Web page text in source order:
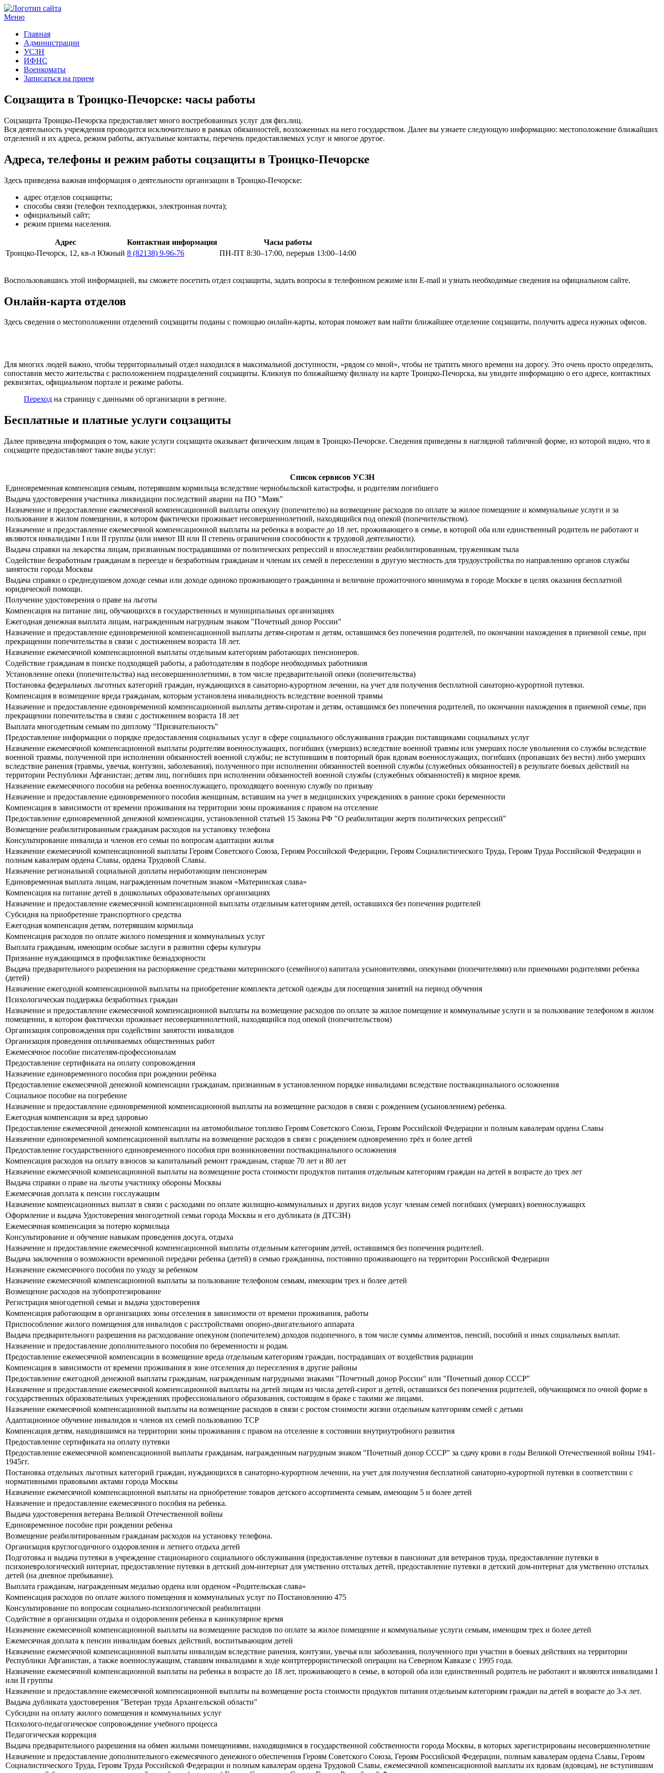
Меню
Главная
Администрации
УСЗН
ИФНС
Военкоматы
Записаться на прием
Соцзащита в Троицко-Печорске: часы работы
Соцзащита Троицко-Печорска предоставляет много востребованных услуг для физ.лиц.
Вся деятельность учреждения проводится исключительно в рамках обязанностей, возложенных на него государством. Далее вы узнаете следующую информацию: местоположение ближайших
отделений и их адреса, режим работы, актуальные контакты, перечень предоставляемых услуг и многое другое.
Адреса, телефоны и режим работы соцзащиты в Троицко-Печорске
Здесь приведена важная информация о деятельности организации в Троицко-Печорске:
адрес отделов соцзащиты;
способы связи (телефон техподдержки, электронная почта);
официальный сайт;
режим приема населения.
Адрес Контактная информация
Часы работы
Троицко-Печорск, 12, кв-л Южный 8 (82138) 9-96-76 ПН-ПТ 8:30–17:00, перерыв 13:00–14:00
Воспользовавшись этой информацией, вы сможете посетить отдел соцзащиты, задать вопросы в телефонном режиме или E-mail и узнать необходимые сведения на официальном сайте.
Онлайн-карта отделов
Здесь сведения о местоположении отделений соцзащиты поданы с помощью онлайн-карты, которая поможет вам найти ближайшее отделение соцзащиты, получить адреса нужных офисов.
Для многих людей важно, чтобы территориальный отдел находился в максимальной доступности, «рядом со мной», чтобы не тратить много времени на дорогу. Это очень просто определить,
сопоставив место жительства с расположением подразделений соцзащиты. Кликнув по ближайшему филиалу на карте Троицко-Печорска, вы увидите информацию о его адресе, контактных
реквизитах, официальном портале и режиме работы.
Переход на страницу с данными об организации в регионе.
Бесплатные и платные услуги соцзащиты
Далее приведена информация о том, какие услуги соцзащита оказывает физическим лицам в Троицко-Печорске. Сведения приведены в наглядной табличной форме, из которой видно, что в
соцзащите предоставляют такие виды услуг:
Список сервисов УСЗН
Единовременная компенсация семьям, потерявшим кормильца вследствие чернобыльской катастрофы, и родителям погибшего
Выдача удостоверения участника ликвидации последствий аварии на ПО "Маяк"
Назначение и предоставление ежемесячной компенсационной выплаты опекуну (попечителю) на возмещение расходов по оплате за жилое помещение и коммунальные услуги и за
пользование в жилом помещении, в котором фактически проживает несовершеннолетний, находящийся под опекой (попечительством).
Назначение и предоставление ежемесячной компенсационной выплаты на ребенка в возрасте до 18 лет, проживающего в семье, в которой оба или единственный родитель не работают и
являются инвалидами I или II группы (или имеют III или II степень ограничения способности к трудовой деятельности).
Выдача справки на лекарства лицам, признанным пострадавшими от политических репрессий и впоследствии реабилитированным, труженикам тыла
Содействие безработным гражданам в переезде и безработным гражданам и членам их семей в переселении в другую местность для трудоустройства по направлению органов службы
занятости города Москвы
Выдача справки о среднедушевом доходе семьи или доходе одиноко проживающего гражданина и величине прожиточного минимума в городе Москве в целях оказания бесплатной
юридической помощи.
Получение удостоверения о праве на льготы
Компенсация на питание лиц, обучающихся в государственных и муниципальных организациях
Ежегодная денежная выплата лицам, награжденным нагрудным знаком "Почетный донор России"
Назначение и предоставление единовременной компенсационной выплаты детям-сиротам и детям, оставшимся без попечения родителей, по окончании нахождения в приемной семье, при
прекращении попечительства в связи с достижением возраста 18 лет.
Назначение ежемесячной компенсационной выплаты отдельным категориям работающих пенсионеров.
Содействие гражданам в поиске подходящей работы, а работодателям в подборе необходимых работников
Установление опеки (попечительства) над несовершеннолетними, в том числе предварительной опеки (попечительства)
Постановка федеральных льготных категорий граждан, нуждающихся в санаторно-курортном лечении, на учет для получения бесплатной санаторно-курортной путевки.
Компенсация в возмещение вреда гражданам, которым установлена инвалидность вследствие военной травмы
Назначение и предоставление единовременной компенсационной выплаты детям-сиротам и детям, оставшимся без попечения родителей, по окончании нахождения в приемной семье, при
прекращении попечительства в связи с достижением возраста 18 лет
Выплата многодетным семьям по диплому "Признательность"
Предоставление информации о порядке предоставления социальных услуг в сфере социального обслуживания граждан поставщиками социальных услуг
Назначение ежемесячной компенсационной выплаты родителям военнослужащих, погибших (умерших) вследствие военной травмы или умерших после увольнения со службы вследствие
военной травмы, полученной при исполнении обязанностей военной службы; не вступившим в повторный брак вдовам военнослужащих, погибших (пропавших без вести) либо умерших
вследствие ранения (травмы, увечья, контузии, заболевания), полученного при исполнении обязанностей военной службы (служебных обязанностей) в результате боевых действий на
территории Республики Афганистан; детям лиц, погибших при исполнении обязанностей военной службы (служебных обязанностей) в мирное время.
Назначение ежемесячного пособия на ребенка военнослужащего, проходящего военную службу по призыву
Назначение и предоставление единовременного пособия женщинам, вставшим на учет в медицинских учреждениях в ранние сроки беременности
Компенсация в зависимости от времени проживания на территории зоны проживания с правом на отселение
Предоставление единовременной денежной компенсации, установленной статьей 15 Закона РФ "О реабилитации жертв политических репрессий"
Возмещение реабилитированным гражданам расходов на установку телефона
Консультирование инвалида и членов его семьи по вопросам адаптации жилья
Назначение ежемесячной компенсационной выплаты Героям Советского Союза, Героям Российской Федерации, Героям Социалистического Труда, Героям Труда Российской Федерации и
полным кавалерам ордена Славы, ордена Трудовой Славы.
Назначение региональной социальной доплаты неработающим пенсионерам
Единовременная выплата лицам, награжденным почетным знаком «Материнская слава»
Компенсация на питание детей в дошкольных образовательных организациях
Назначение и предоставление ежемесячной компенсационной выплаты отдельным категориям детей, оставшихся без попечения родителей
Субсидия на приобретение транспортного средства
Ежегодная компенсация детям, потерявшим кормильца
Компенсация расходов по оплате жилого помещения и коммунальных услуг
Выплата гражданам, имеющим особые заслуги в развитии сферы культуры
Признание нуждающимся в профилактике безнадзорности
Выдача предварительного разрешения на распоряжение средствами материнского (семейного) капитала усыновителями, опекунами (попечителями) или приемными родителями ребенка
(детей)
Назначение ежегодной компенсационной выплаты на приобретение комплекта детской одежды для посещения занятий на период обучения
Психологическая поддержка безработных граждан
Назначение и предоставление ежемесячной компенсационной выплаты на возмещение расходов по оплате за жилое помещение и коммунальные услуги и за пользование телефоном в жилом
помещении, в котором фактически проживает несовершеннолетний, находящийся под опекой (попечительством)
Организация сопровождения при содействии занятости инвалидов
Организация проведения оплачиваемых общественных работ
Ежемесячное пособие писателям-профессионалам
Предоставление сертификата на оплату сопровождения
Назначение единовременного пособия при рождении ребёнка
Предоставление ежемесячной денежной компенсации гражданам, признанным в установленном порядке инвалидами вследствие поствакцинального осложнения
Социальное пособие на погребение
Назначение и предоставление единовременной компенсационной выплаты на возмещение расходов в связи с рождением (усыновлением) ребенка.
Ежегодная компенсация за вред здоровью
Предоставление ежемесячной денежной компенсации на автомобильное топливо Героям Советского Союза, Героям Российской Федерации и полным кавалерам ордена Славы
Назначение единовременной компенсационной выплаты на возмещение расходов в связи с рождением одновременно трёх и более детей
Предоставление государственного единовременного пособия при возникновении поствакцинального осложнения
Компенсация расходов на оплату взносов за капитальный ремонт гражданам, старше 70 лет и 80 лет
Назначение ежемесячной компенсационной выплаты на возмещение роста стоимости продуктов питания отдельным категориям граждан на детей в возрасте до трех лет
Выдача справки о праве на льготы участнику обороны Москвы
Ежемесячная доплата к пенсии госслужащим
Назначение компенсационных выплат в связи с расходами по оплате жилищно-коммунальных и других видов услуг членам семей погибших (умерших) военнослужащих
Оформление и выдача Удостоверения многодетной семьи города Москвы и его дубликата (в ДТСЗН)
Ежемесячная компенсация за потерю кормильца
Консультирование и обучение навыкам проведения досуга, отдыха
Назначение и предоставление ежемесячной компенсационной выплаты отдельным категориям детей, оставшимся без попечения родителей.
Выдача заключения о возможности временной передачи ребенка (детей) в семью гражданина, постоянно проживающего на территории Российской Федерации
Назначение ежемесячного пособия по уходу за ребенком
Назначение ежемесячной компенсационной выплаты за пользование телефоном семьям, имеющим трех и более детей
Возмещение расходов на зубопротезирование
Регистрация многодетной семьи и выдача удостоверения
Компенсация работающим в организациях зоны отселения в зависимости от времени проживания, работы
Приспособление жилого помещения для инвалидов с расстройствами опорно-двигательного аппарата
Выдача предварительного разрешения на расходование опекуном (попечителем) доходов подопечного, в том числе суммы алиментов, пенсий, пособий и иных социальных выплат.
Назначение и предоставление дополнительного пособия по беременности и родам.
Предоставление ежемесячной компенсации в возмещение вреда отдельным категориям граждан, пострадавших от воздействия радиации
Компенсация в зависимости от времени проживания в зоне отселения до переселения в другие районы
Предоставление ежегодной денежной выплаты гражданам, награжденным нагрудными знаками "Почетный донор России" или "Почетный донор СССР"
Назначение и предоставление ежемесячной компенсационной выплаты на детей лицам из числа детей-сирот и детей, оставшихся без попечения родителей, обучающимся по очной форме в
государственных образовательных учреждениях профессионального образования, состоящим в браке с такими же лицами.
Назначение ежемесячной компенсационной выплаты на возмещение расходов в связи с ростом стоимости жизни отдельным категориям семей с детьми
Адаптационное обучение инвалидов и членов их семей пользованию ТСР
Компенсация детям, находившимся на территории зоны проживания с правом на отселение в состоянии внутриутробного развития
Предоставление сертификата на оплату путевки
Предоставление ежемесячной компенсационной выплаты гражданам, награжденным нагрудным знаком "Почетный донор СССР" за сдачу крови в годы Великой Отечественной войны 1941-
1945гг.
Постановка отдельных льготных категорий граждан, нуждающихся в санаторно-курортном лечении, на учет для получения бесплатной санаторно-курортной путевки в соответствии с
нормативными правовыми актами города Москвы
Назначение ежемесячной компенсационной выплаты на приобретение товаров детского ассортимента семьям, имеющим 5 и более детей
Назначение и предоставление ежемесячного пособия на ребенка.
Выдача удостоверения ветерана Великой Отечественной войны
Единовременное пособие при рождении ребенка
Возмещение реабилитированным гражданам расходов на установку телефона.
Организация круглогодичного оздоровления и летнего отдыха детей
Подготовка и выдача путевки в учреждение стационарного социального обслуживания (предоставление путевки в пансионат для ветеранов труда, предоставление путевки в
психоневрологический интернат, предоставление путевки в детский дом-интернат для умственно отсталых детей, предоставление путевки в детский дом-интернат для умственно отсталых
детей (на дневное пребывание).
Выплата гражданам, награжденным медалью ордена или орденом «Родительская слава»
Компенсация расходов по оплате жилого помещения и коммунальных услуг по Постановлению 475
Консультирование по вопросам социально-психологической реабилитации
Содействие в организации отдыха и оздоровления ребенка в каникулярное время
Назначение ежемесячной компенсационной выплаты на возмещение расходов по оплате за жилое помещение и коммунальные услуги семьям, имеющим трех и более детей
Ежемесячная доплата к пенсии инвалидам боевых действий, воспитывающим детей
Назначение ежемесячной компенсационной выплаты инвалидам вследствие ранения, контузии, увечья или заболевания, полученного при участии в боевых действиях на территории
Республики Афганистан, а также военнослужащим, ставшим инвалидами в ходе контртеррористической операции на Северном Кавказе с 1995 года.
Назначение ежемесячной компенсационной выплаты на ребенка в возрасте до 18 лет, проживающего в семье, в которой оба или единственный родитель не работают и являются инвалидами I
или II группы
Назначение и предоставление ежемесячной компенсационной выплаты на возмещение роста стоимости продуктов питания отдельным категориям граждан на детей в возрасте до 3-х лет.
Выдача дубликата удостоверения "Ветеран труда Архангельской области"
Субсидии на оплату жилого помещения и коммунальных услуг
Психолого-педагогическое сопровождение учебного процесса
Педагогическая коррекция
Выдача предварительного разрешения на обмен жилыми помещениями, находящимися в государственной собственности города Москвы, в которых зарегистрированы несовершеннолетние
Назначение и предоставление дополнительного ежемесячного денежного обеспечения Героям Советского Союза, Героям Российской Федерации, полным кавалерам ордена Славы, Героям
Социалистического Труда, Героям Труда Российской Федерации и полным кавалерам ордена Трудовой Славы, ежемесячной компенсационной выплаты их вдовам (вдовцам), не вступившим